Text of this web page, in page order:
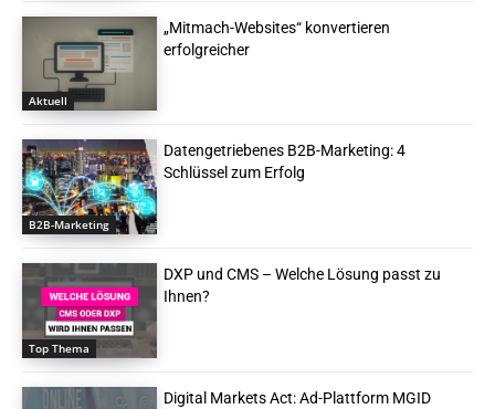
Aktuell
„Mitmach-Websites“ konvertieren
erfolgreicher
B2B-Marketing
Datengetriebenes B2B-Marketing: 4
Schlüssel zum Erfolg
Top Thema
DXP und CMS – Welche Lösung passt zu
Ihnen?
Digital Markets Act: Ad-Plattform MGID